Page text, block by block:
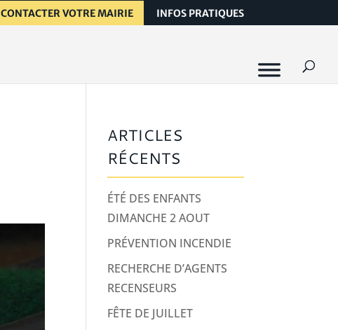
CONTACTER VOTRE MAIRIE INFOS PRATIQUES
ARTICLES
RÉCENTS
ÉTÉ DES ENFANTS
DIMANCHE 2 AOUT
PRÉVENTION INCENDIE
RECHERCHE D’AGENTS
RECENSEURS
FÊTE DE JUILLET